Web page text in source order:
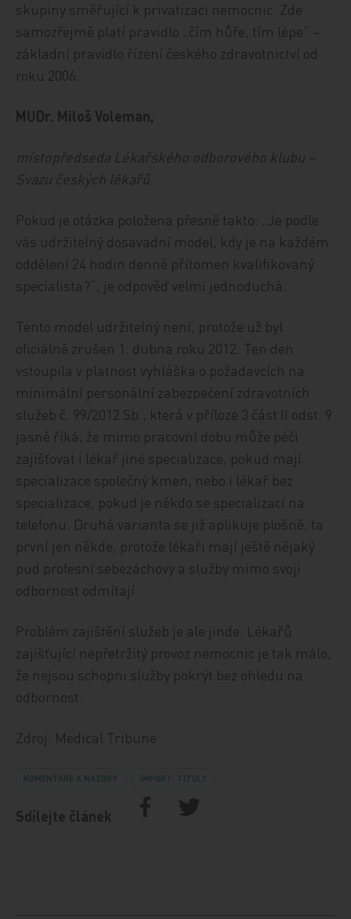
skupiny směřující k privatizaci nemocnic. Zde
samozřejmě platí pravidlo „čím hůře, tím lépe“ –
základní pravidlo řízení českého zdravotnictví od
roku 2006.
MUDr. Miloš Voleman,
místopředseda Lékařského odborového klubu –
Svazu českých lékařů
Pokud je otázka položena přesně takto: „Je podle
vás udržitelný dosavadní model, kdy je na každém
oddělení 24 hodin denně přítomen kvalifikovaný
specialista?“, je odpověď velmi jednoduchá.
Tento model udržitelný není, protože už byl
oficiálně zrušen 1. dubna roku 2012. Ten den
vstoupila v platnost vyhláška o požadavcích na
minimální personální zabezpečení zdravotních
služeb č. 99/2012 Sb., která v příloze 3 část II odst. 9
jasně říká, že mimo pracovní dobu může péči
zajišťovat i lékař jiné specializace, pokud mají
specializace společný kmen, nebo i lékař bez
specializace, pokud je někdo se specializací na
telefonu. Druhá varianta se již aplikuje plošně, ta
první jen někde, protože lékaři mají ještě nějaký
pud profesní sebezáchovy a služby mimo svoji
odbornost odmítají.
Problém zajištění služeb je ale jinde. Lékařů
zajišťující nepřetržitý provoz nemocnic je tak málo,
že nejsou schopni služby pokrýt bez ohledu na
odbornost.
Zdroj: Medical Tribune
KOMENTÁŘE A NÁZORY IMPORT: TITULY
Sdílejte článek